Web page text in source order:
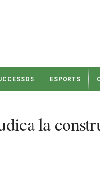
ESPORTS
la